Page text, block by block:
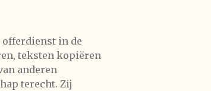
offerdienst in de
teksten kopiëren
anderen
terecht. Zij